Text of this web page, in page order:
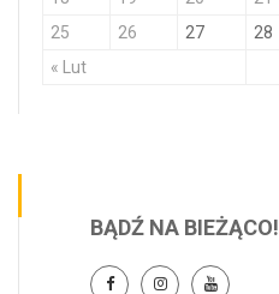
« Lut
25
26 27 28
BĄDŹ NA BIEŻĄCO!